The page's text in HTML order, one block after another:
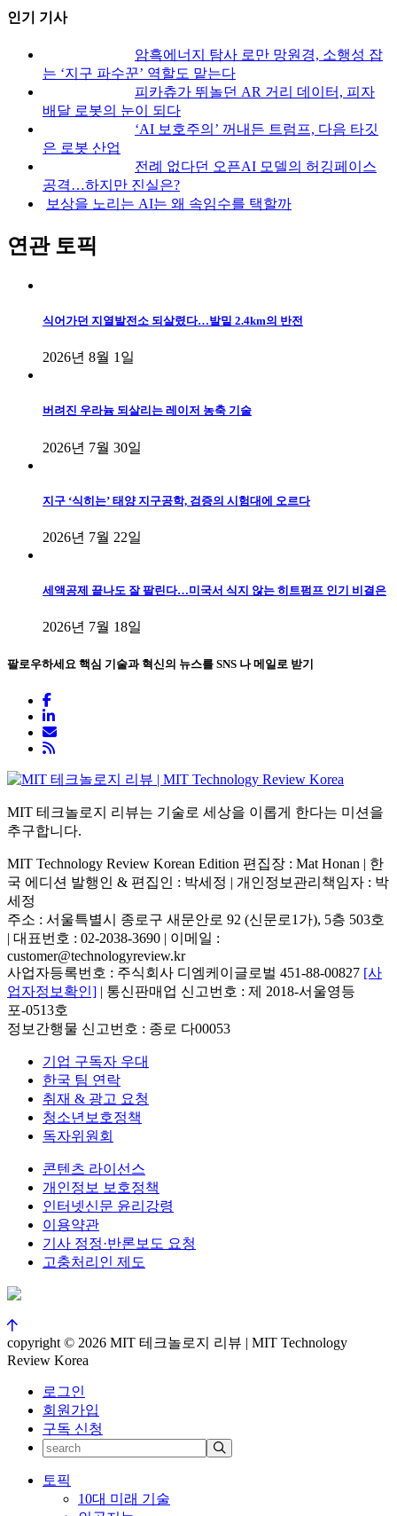
인기 기사
암흑에너지 탐사 로만 망원경, 소행성 잡
는 ‘지구 파수꾼’ 역할도 맡는다
피카츄가 뛰놀던 AR 거리 데이터, 피자
배달 로봇의 눈이 되다
‘AI 보호주의’ 꺼내든 트럼프, 다음 타깃
은 로봇 산업
전례 없다던 오픈AI 모델의 허깅페이스
공격…하지만 진실은?
보상을 노리는 AI는 왜 속임수를 택할까
연관 토픽
식어가던 지열발전소 되살렸다…발밑 2.4km의 반전
2026년 8월 1일
버려진 우라늄 되살리는 레이저 농축 기술
2026년 7월 30일
지구 ‘식히는’ 태양 지구공학, 검증의 시험대에 오르다
2026년 7월 22일
세액공제 끝나도 잘 팔린다…미국서 식지 않는 히트펌프 인기 비결은
2026년 7월 18일
팔로우하세요 핵심 기술과 혁신의 뉴스를 SNS 나 메일로 받기
MIT 테크놀로지 리뷰는 기술로 세상을 이롭게 한다는 미션을
추구합니다.
MIT Technology Review Korean Edition 편집장 : Mat Honan | 한
국 에디션 발행인 & 편집인 : 박세정 | 개인정보관리책임자 : 박
세정
주소 : 서울특별시 종로구 새문안로 92 (신문로1가), 5층 503호
| 대표번호 : 02-2038-3690 | 이메일 :
customer@technologyreview.kr
사업자등록번호 : 주식회사 디엠케이글로벌 451-88-00827 [사
업자정보확인] | 통신판매업 신고번호 : 제 2018-서울영등
포-0513호
정보간행물 신고번호 : 종로 다00053
기업 구독자 우대
한국 팀 연락
취재 & 광고 요청
청소년보호정책
독자위원회
콘텐츠 라이선스
개인정보 보호정책
인터넷신문 윤리강령
이용약관
기사 정정·반론보도 요청
고충처리인 제도
copyright © 2026 MIT 테크놀로지 리뷰 | MIT Technology
Review Korea
로그인
회원가입
구독 신청
토픽
10대 미래 기술